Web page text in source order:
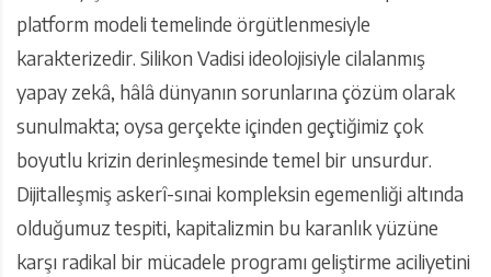
platform modeli temelinde örgütlenmesiyle
karakterizedir. Silikon Vadisi ideolojisiyle cilalanmış
yapay zekâ, hâlâ dünyanın sorunlarına çözüm olarak
sunulmakta; oysa gerçekte içinden geçtiğimiz çok
boyutlu krizin derinleşmesinde temel bir unsurdur.
Dijitalleşmiş askerî-sınai kompleksin egemenliği altında
olduğumuz tespiti, kapitalizmin bu karanlık yüzüne
karşı radikal bir mücadele programı geliştirme aciliyetini